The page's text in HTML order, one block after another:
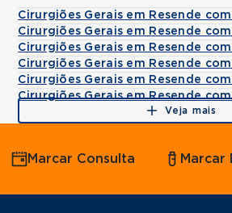
Cirurgiões Gerais em Resende
Cirurgiões Gerais em Resende
Cirurgiões Gerais em Resende
Cirurgiões Gerais em Resende
Cirurgiões Gerais em Resende
Cirurgiões Gerais em Resende
Veja mais
Marcar Consulta Marcar